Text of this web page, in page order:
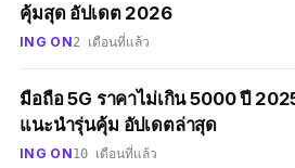
คุ้มสุด อัปเดต 2026
ING ON2 เดือนที่แล้ว
มือถือ 5G ราคาไม่เกิน 5000 ปี
แนะนำรุ่นคุ้ม อัปเดตล่าสุด
ING ON10 เดือนที่แล้ว